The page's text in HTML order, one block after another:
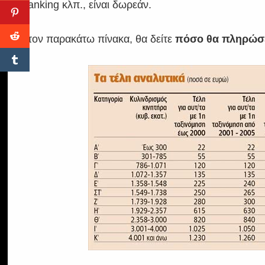
banking κλπ., είναι δωρεάν.
Στον παρακάτω πίνακα, θα δείτεπόσο θα